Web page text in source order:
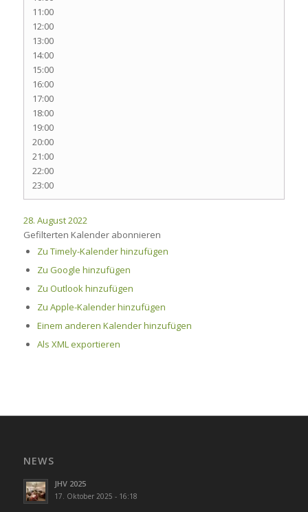
11:00
12:00
13:00
14:00
15:00
16:00
17:00
18:00
19:00
20:00
21:00
22:00
23:00
28. August 2022
Gefilterten Kalender abonnieren
Zu Timely-Kalender hinzufügen
Zu Google hinzufügen
Zu Outlook hinzufügen
Zu Apple-Kalender hinzufügen
Einem anderen Kalender hinzufügen
Als XML exportieren
NEWS
JHV 2025
17. Oktober 2025 - 16:18